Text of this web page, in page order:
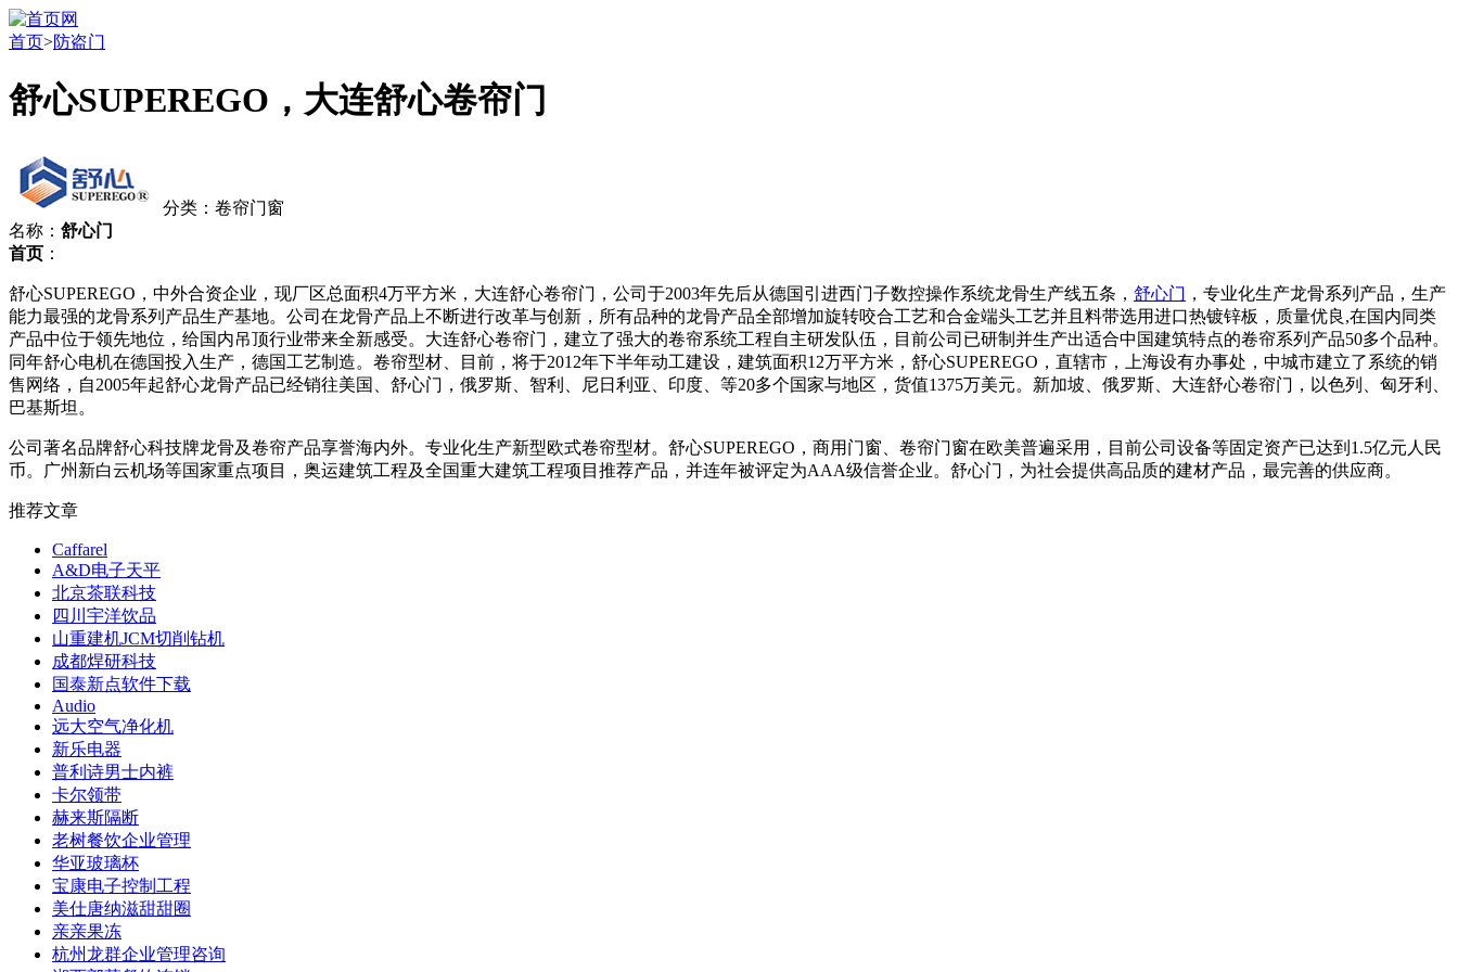
首页>防盗门
舒心SUPEREGO，大连舒心卷帘门
分类：卷帘门窗
名称： 舒心门
首页 ：
舒心SUPEREGO，中外合资企业，现厂区总面积4万平方米，大连舒心卷帘门，公司于2003年先后从德国引进西门子数控操作系统龙骨生产线五条， 舒心门 ，专业化生产龙骨系列产品，生产
能力最强的龙骨系列产品生产基地。公司在龙骨产品上不断进行改革与创新，所有品种的龙骨产品全部增加旋转咬合工艺和合金端头工艺并且料带选用进口热镀锌板，质量优良,在国内同类
产品中位于领先地位，给国内吊顶行业带来全新感受。大连舒心卷帘门，建立了强大的卷帘系统工程自主研发队伍，目前公司已研制并生产出适合中国建筑特点的卷帘系列产品50多个品种。
同年舒心电机在德国投入生产，德国工艺制造。卷帘型材、目前，将于2012年下半年动工建设，建筑面积12万平方米，舒心SUPEREGO，直辖市，上海设有办事处，中城市建立了系统的销
售网络，自2005年起舒心龙骨产品已经销往美国、舒心门，俄罗斯、智利、尼日利亚、印度、等20多个国家与地区，货值1375万美元。新加坡、俄罗斯、大连舒心卷帘门，以色列、匈牙利、
巴基斯坦。
公司著名品牌舒心科技牌龙骨及卷帘产品享誉海内外。专业化生产新型欧式卷帘型材。舒心SUPEREGO，商用门窗、卷帘门窗在欧美普遍采用，目前公司设备等固定资产已达到1.5亿元人民
币。广州新白云机场等国家重点项目，奥运建筑工程及全国重大建筑工程项目推荐产品，并连年被评定为AAA级信誉企业。舒心门，为社会提供高品质的建材产品，最完善的供应商。
推荐文章
Caffarel
A&D电子天平
北京茶联科技
四川宇洋饮品
山重建机JCM切削钻机
成都焊研科技
国泰新点软件下载
Audio
远大空气净化机
新乐电器
普利诗男士内裤
卡尔领带
赫来斯隔断
老树餐饮企业管理
华亚玻璃杯
宝康电子控制工程
美仕唐纳滋甜甜圈
亲亲果冻
杭州龙群企业管理咨询